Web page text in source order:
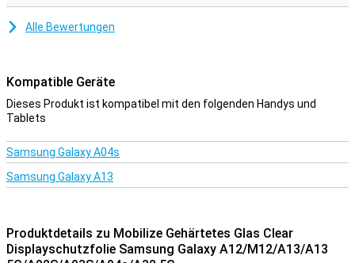
Alle Bewertungen
Kompatible Geräte
Dieses Produkt ist kompatibel mit den folgenden Handys und
Tablets
Samsung Galaxy A04s
Samsung Galaxy A13
Produktdetails zu Mobilize Gehärtetes Glas Clear
Displayschutzfolie Samsung Galaxy A12/M12/A13/A13